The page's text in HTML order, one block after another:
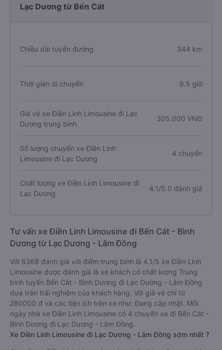
Lạc Dương từ Bến Cát
Chiều dài tuyến đường 344 km
Thời gian di chuyển 9.5 giờ
Giá vé xe Điền Linh Limousine đi Lạc
Dương trung bình
305.000 VNĐ
Số lượng chuyến xe Điền Linh
Limousine đi Lạc Dương
4 chuyến
Chất lượng xe Điền Linh Limousine đi
Lạc Dương
4.1/5.0 đánh giá
Tư vấn xe Điền Linh Limousine đi Bến Cát - Bình
Dương từ Lạc Dương - Lâm Đồng
Với 6368 đánh giá với điểm trung bình là 4.1/5 xe Điền Linh
Limousine được đánh giá là xe khách có chất lượng Trung
bình tuyến Bến Cát - Bình Dương đi Lạc Dương - Lâm Đồng
dựa trên trải nghiệm của khách hàng. Với giá vé chỉ từ
280000 đ và các tiện ích trên xe như: Đang cập nhật. Mỗi
ngày nhà xe Điền Linh Limousine có 4 chuyến xe đi Bến Cát -
Bình Dương đi Lạc Dương - Lâm Đồng.
Xe Điền Linh Limousine đi Lạc Dương - Lâm Đồng sớm nhất ?